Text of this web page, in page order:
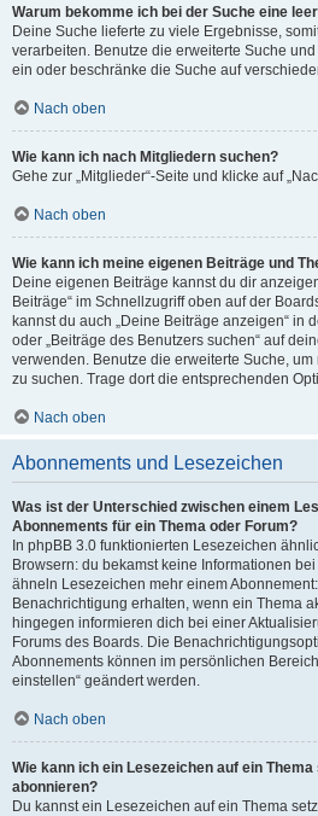
Warum bekomme ich bei der Suche eine
Deine Suche lieferte zu viele Ergebnisse,
verarbeiten. Benutze die erweiterte Suche
ein oder beschränke die Suche auf
Nach oben
Wie kann ich nach Mitgliedern suchen?
Gehe zur „Mitglieder“-Seite und klicke auf
Nach oben
Wie kann ich meine eigenen Beiträge und
Deine eigenen Beiträge kannst du dir
Beiträge“ im Schnellzugriff oben auf der
kannst du auch „Deine Beiträge anzeigen“ in
oder „Beiträge des Benutzers suchen“ auf
verwenden. Benutze die erweiterte Suche,
zu suchen. Trage dort die entsprechenden
Nach oben
Abonnements und Lesezeichen
Was ist der Unterschied zwischen einem
Abonnements für ein Thema oder Forum?
In phpBB 3.0 funktionierten Lesezeichen
Browsern: du bekamst keine Informationen
ähneln Lesezeichen mehr einem
Benachrichtigung erhalten, wenn ein Thema
hingegen informieren dich bei einer
Forums des Boards. Die
Abonnements können im persönlichen
einstellen“ geändert werden.
Nach oben
Wie kann ich ein Lesezeichen auf ein
abonnieren?
Du kannst ein Lesezeichen auf ein Thema